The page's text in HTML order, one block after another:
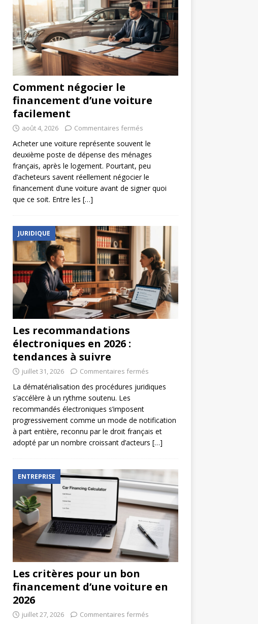
Comment négocier le
financement d’une voiture
facilement
août 4, 2026 Commentaires fermés
Acheter une voiture représente souvent le
deuxième poste de dépense des ménages
français, après le logement. Pourtant, peu
d’acheteurs savent réellement négocier le
financement d’une voiture avant de signer quoi
que ce soit. Entre les […]
JURIDIQUE
Les recommandations
électroniques en 2026 :
tendances à suivre
juillet 31, 2026 Commentaires fermés
La dématérialisation des procédures juridiques
s’accélère à un rythme soutenu. Les
recommandés électroniques s’imposent
progressivement comme un mode de notification
à part entière, reconnu par le droit français et
adopté par un nombre croissant d’acteurs […]
ENTREPRISE
Les critères pour un bon
financement d’une voiture en
2026
juillet 27, 2026 Commentaires fermés